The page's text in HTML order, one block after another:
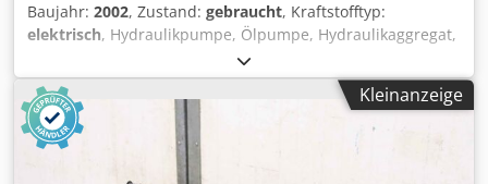
Baujahr: 2002, Zustand: gebraucht, Kraftstofftyp:
elektrisch, Hydraulikpumpe, Ölpumpe, Hydraulikaggregat,
hydraulische Pumpe, Elektromotor, Gleichstrommotor,
Fahrmotor, Antriebsmotor, Hydraulik Zahnradpumpe -
Hersteller: HPI, Hydraulikpumpe aus Komissionierstapler
Typ ECE 20 Chsdpoi Dbznofx Ak Eea -Hydraulikpumpe: Typ
5090979 -Motor: Typ AU3480 24 V 1,5 kW -mit: Tank und
Steuerventil -Abmessungen: 200/180/H370 mm -Gewicht:
Kleinanzeige